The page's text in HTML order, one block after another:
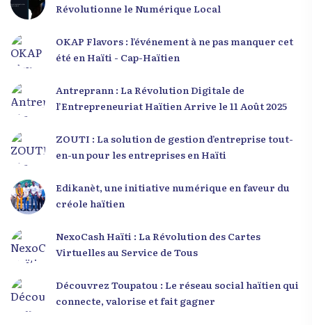
Révolutionne le Numérique Local
OKAP Flavors : l’événement à ne pas manquer cet
été en Haïti - Cap-Haïtien
Antreprann : La Révolution Digitale de
l’Entrepreneuriat Haïtien Arrive le 11 Août 2025
ZOUTI : La solution de gestion d’entreprise tout-
en-un pour les entreprises en Haïti
Edikanèt, une initiative numérique en faveur du
créole haïtien
NexoCash Haïti : La Révolution des Cartes
Virtuelles au Service de Tous
Découvrez Toupatou : Le réseau social haïtien qui
connecte, valorise et fait gagner